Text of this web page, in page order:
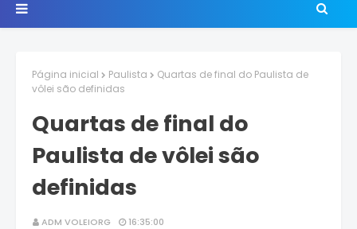
Página inicial Paulista
Quartas de final do Paulista de
vôlei são definidas
Quartas de final do
Paulista de vôlei são
definidas
ADM VOLEIORG 16:35:00